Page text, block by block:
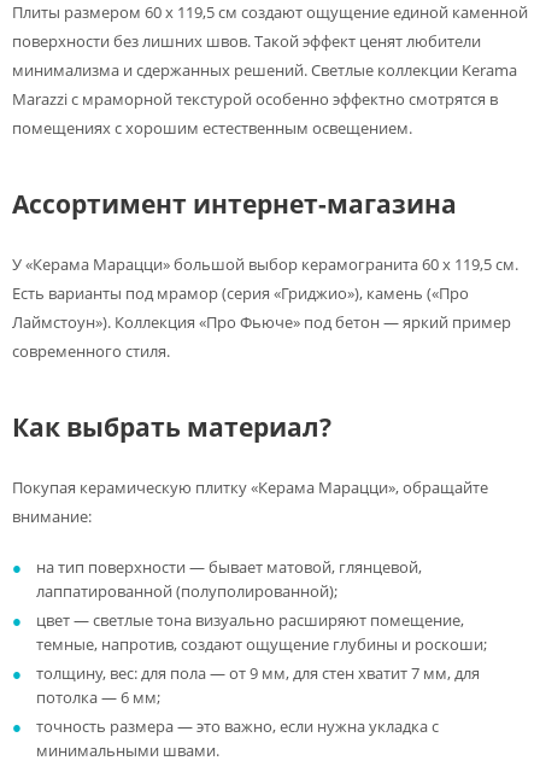
Плиты размером 60 х 119,5 см создают ощущение единой каменной
поверхности без лишних швов. Такой эффект ценят любители
минимализма и сдержанных решений. Светлые коллекции Kerama
Marazzi с мраморной текстурой особенно эффектно смотрятся в
помещениях с хорошим естественным освещением.
Ассортимент интернет-магазина
У «Керама Марацци» большой выбор керамогранита 60 х 119,5 см.
Есть варианты под мрамор (серия «Гриджио»), камень («Про
Лаймстоун»). Коллекция «Про Фьюче» под бетон — яркий пример
современного стиля.
Как выбрать материал?
Покупая керамическую плитку «Керама Марацци», обращайте
внимание:
на тип поверхности — бывает матовой, глянцевой,
лаппатированной (полуполированной);
цвет — светлые тона визуально расширяют помещение,
темные, напротив, создают ощущение глубины и роскоши;
толщину, вес: для пола — от 9 мм, для стен хватит 7 мм, для
потолка — 6 мм;
точность размера — это важно, если нужна укладка с
минимальными швами.